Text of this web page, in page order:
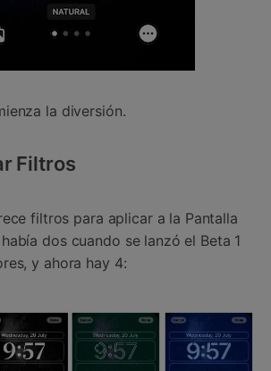
la diversión.
Filtros
filtros para aplicar a la Pantalla
dos cuando se lanzó el Beta 1
y ahora hay 4: